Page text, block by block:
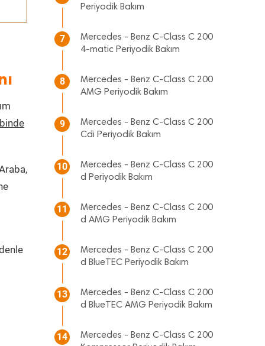
Periyodik Bakım
7
Mercedes - Benz C-Class C 200
4-matic Periyodik Bakım
8
Mercedes - Benz C-Class C 200
AMG Periyodik Bakım
9
Mercedes - Benz C-Class C 200
Cdi Periyodik Bakım
10
Mercedes - Benz C-Class C 200
d Periyodik Bakım
11
Mercedes - Benz C-Class C 200
d AMG Periyodik Bakım
12
Mercedes - Benz C-Class C 200
d BlueTEC Periyodik Bakım
13
Mercedes - Benz C-Class C 200
d BlueTEC AMG Periyodik Bakım
14
Mercedes - Benz C-Class C 200